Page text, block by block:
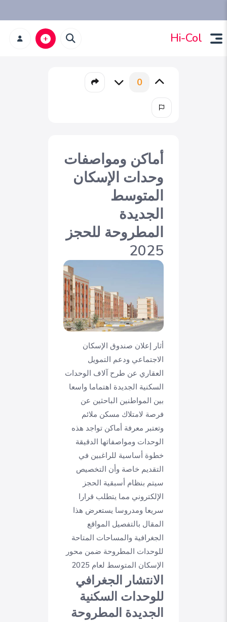
Hi-Col
0
أماكن ومواصفات
وحدات الإسكان
المتوسط
الجديدة
المطروحة للحجز
2025
أثار إعلان صندوق الإسكان
الاجتماعي ودعم التمويل
العقاري عن طرح آلاف الوحدات
السكنية الجديدة اهتماما واسعا
بين المواطنين الباحثين عن
فرصة لامتلاك مسكن ملائم
وتعتبر معرفة أماكن تواجد هذه
الوحدات ومواصفاتها الدقيقة
خطوة أساسية للراغبين في
التقديم خاصة وأن التخصيص
سيتم بنظام أسبقية الحجز
الإلكتروني مما يتطلب قرارا
سريعا ومدروسا يستعرض هذا
المقال بالتفصيل المواقع
الجغرافية والمساحات المتاحة
للوحدات المطروحة ضمن محور
الإسكان المتوسط لعام 2025
الانتشار الجغرافي
للوحدات السكنية
الجديدة المطروحة